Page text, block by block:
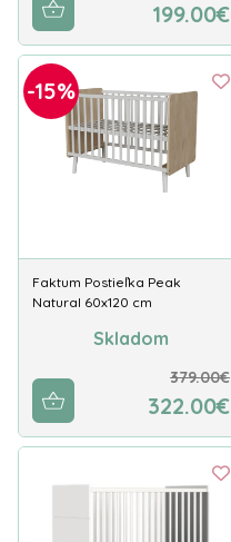
199.00€
-15%
Faktum Postieľka Peak
Natural 60x120 cm
Skladom
379.00€
322.00€